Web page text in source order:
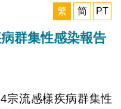
繁
简 PT
群集性感染報告
宗流感樣疾病群集性